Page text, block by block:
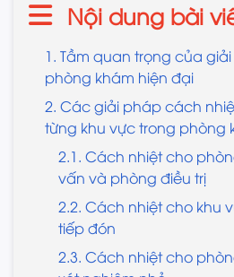
Nội dung bài
1. Tầm quan trọng của
phòng khám hiện đại
2. Các giải pháp cách
từng khu vực trong phòng
2.1. Cách nhiệt cho
vấn và phòng điều trị
2.2. Cách nhiệt cho khu
tiếp đón
2.3. Cách nhiệt cho